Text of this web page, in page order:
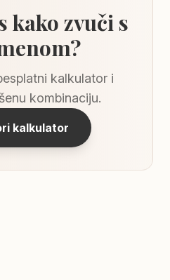
kako zvuči s
kalkulator i
kombinaciju.
kalkulator